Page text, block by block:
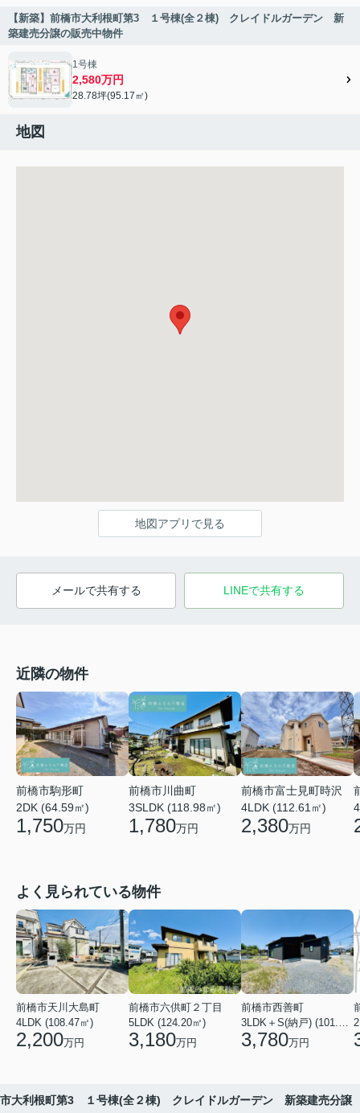
【新築】前橋市大利根町第3 １号棟(全２棟) クレイドルガーデン 新
築建売分譲の販売中物件
1号棟
2,580万円
28.78坪(95.17㎡)
地図
地図アプリで見る
メールで共有する LINEで共有する
近隣の物件
前橋市駒形町
2DK (64.59㎡)
1,750万円
前橋市川曲町
3SLDK (118.98㎡)
1,780万円
前橋市富士見町時沢
4LDK (112.61㎡)
2,380万円
よく見られている物件
前橋市天川大島町
4LDK (108.47㎡)
2,200万円
前橋市六供町２丁目
5LDK (124.20㎡)
3,180万円
前橋市西善町
3LDK＋S(納戸) (101.02㎡)
3,780万円
市大利根町第3 １号棟(全２棟) クレイドルガーデン 新築建売分譲